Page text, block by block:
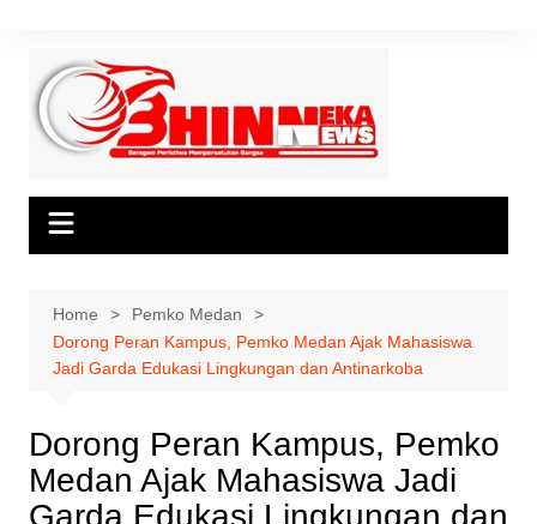
content
Home
Pemko Medan
Dorong Peran Kampus, Pemko Medan Ajak Mahasiswa
Jadi Garda Edukasi Lingkungan dan Antinarkoba
Dorong Peran Kampus, Pemko
Medan Ajak Mahasiswa Jadi
Garda Edukasi Lingkungan dan